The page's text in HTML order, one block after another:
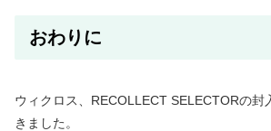
おわりに
ウィクロス、RECOLLECT SELECTORの封
きました。